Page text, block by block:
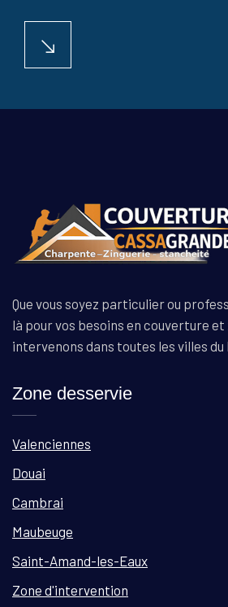
Que vous soyez particulier ou
là pour vos besoins en couverture et
intervenons dans toutes les villes du
Zone desservie
Valenciennes
Douai
Cambrai
Maubeuge
Saint-Amand-les-Eaux
Zone d'intervention